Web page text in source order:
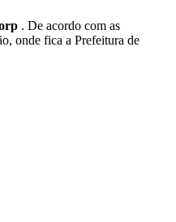
. De acordo com as
onde fica a Prefeitura de